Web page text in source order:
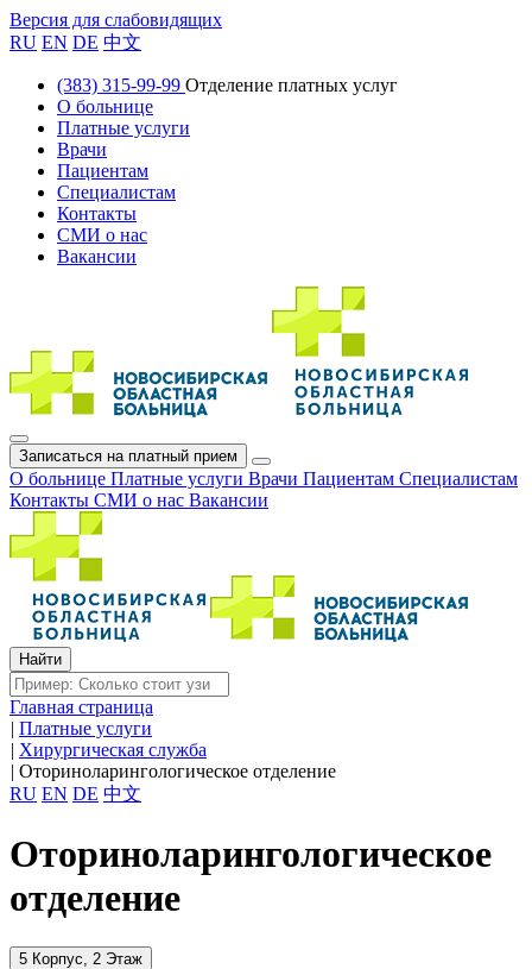
Версия для слабовидящих
RU EN DE 中文
(383) 315-99-99 Отделение платных услуг
О больнице
Платные услуги
Врачи
Пациентам
Специалистам
Контакты
СМИ о нас
Вакансии
Записаться на платный прием
О больнице Платные услуги Врачи Пациентам Специалистам
Контакты СМИ о нас Вакансии
Главная страница
| Платные услуги
| Хирургическая служба
| Оториноларингологическое отделение
RU EN DE 中文
Оториноларингологическое
отделение
5 Корпус, 2 Этаж